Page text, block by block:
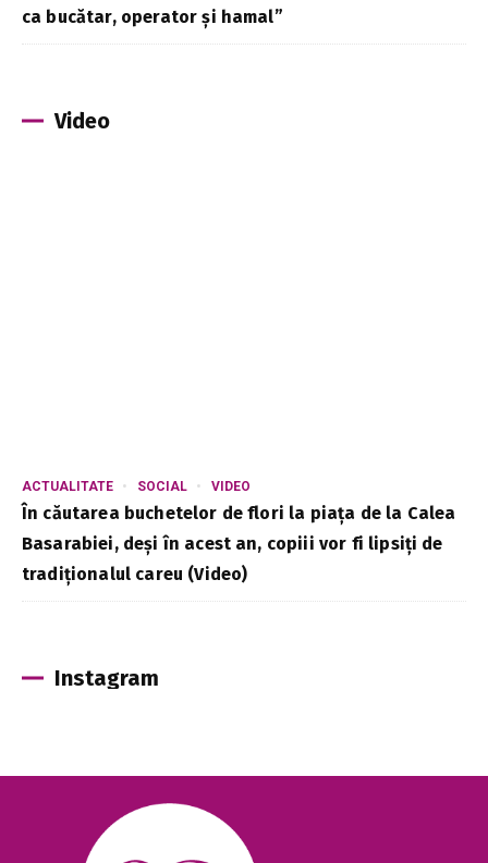
ca bucătar, operator și hamal”
Video
ACTUALITATE SOCIAL VIDEO
În căutarea buchetelor de flori la piața de la Calea
Basarabiei, deși în acest an, copiii vor fi lipsiți de
tradiționalul careu (Video)
Instagram